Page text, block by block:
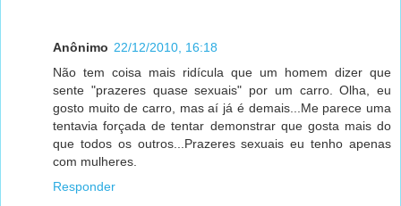
Anônimo 22/12/2010, 16:18
Não tem coisa mais ridícula que um homem dizer que
sente "prazeres quase sexuais" por um carro. Olha, eu
gosto muito de carro, mas aí já é demais...Me parece uma
tentavia forçada de tentar demonstrar que gosta mais do
que todos os outros...Prazeres sexuais eu tenho apenas
com mulheres.
Responder